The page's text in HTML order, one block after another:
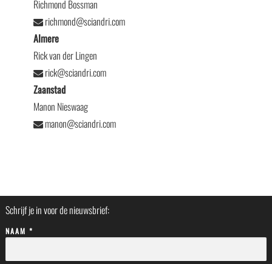
Richmond Bossman
richmond@sciandri.com
Almere
Rick van der Lingen
rick@sciandri.com
Zaanstad
Manon Nieswaag
manon@sciandri.com
Schrijf je in voor de nieuwsbrief:
NAAM *